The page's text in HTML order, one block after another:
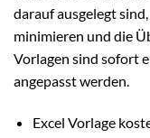
darauf ausgelegt
minimieren und die
Vorlagen sind sofort
angepasst werden.
Excel Vorlage